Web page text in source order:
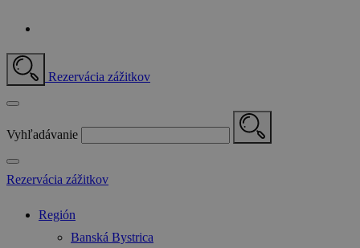
Rezervácia zážitkov
Vyhľadávanie
Rezervácia zážitkov
Región
Banská Bystrica